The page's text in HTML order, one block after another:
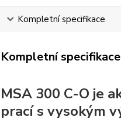
Kompletní specifikace
Kompletní specifikace
MSA 300 C-O je
prací s vysokým